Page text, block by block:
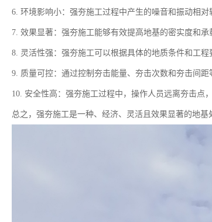
6. 环境影响小：强夯施工过程中产生的噪音和振动相对
7. 效果显著：强夯施工能够有效提高地基的密实度和承
8. 灵活性强：强夯施工可以根据具体的地质条件和工
9. 质量可控：通过控制夯击能量、夯击次数和夯击间距
10. 安全性高：强夯施工过程中，操作人员远离夯击点
总之，强夯施工是一种、经济、灵活且效果显著的地基